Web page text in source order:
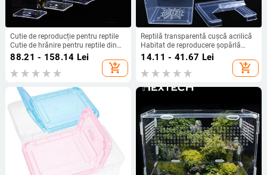
Cutie de reproducție pentru reptile
Cutie de hrănire pentru reptile din
acril transparent Cutie pentru
insecte Cutie de reproducție pentru
mantis Cușcă pentru insecte pentru
88.21 - 158.14 Lei
add_shopping_cart
Reptilă transparentă cușcă acrilică
Habitat de reproducere șopârlă
șarpe amfibiu broaște cutie
păianjen transparentă terariu
respirabil pentru insecte
14.11 - 41.67 Lei
add_shopping_cart